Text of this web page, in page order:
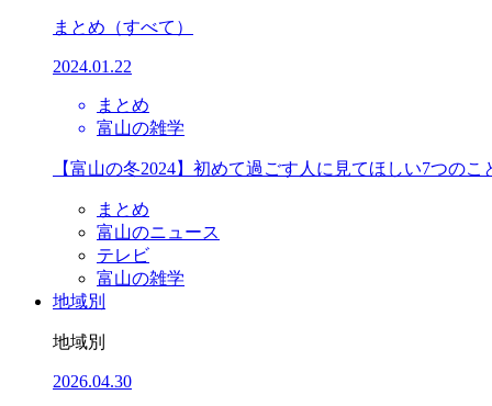
まとめ （すべて）
2024.01.22
まとめ
富山の雑学
【富山の冬2024】初めて過ごす人に見てほしい7つのこ
まとめ
富山のニュース
テレビ
富山の雑学
地域別
地域別
2026.04.30